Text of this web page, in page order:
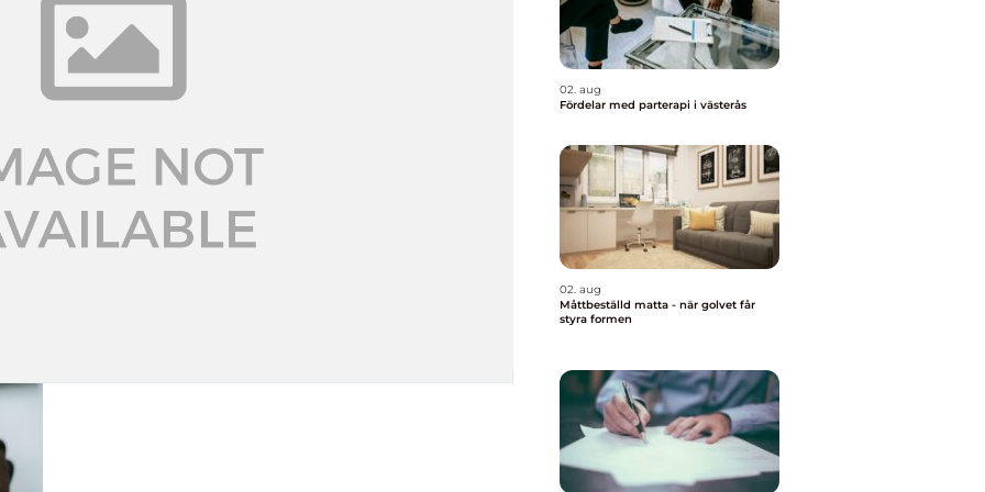
02. aug
Fördelar med parterapi i västerås
02. aug
Måttbeställd matta - när golvet får
styra formen